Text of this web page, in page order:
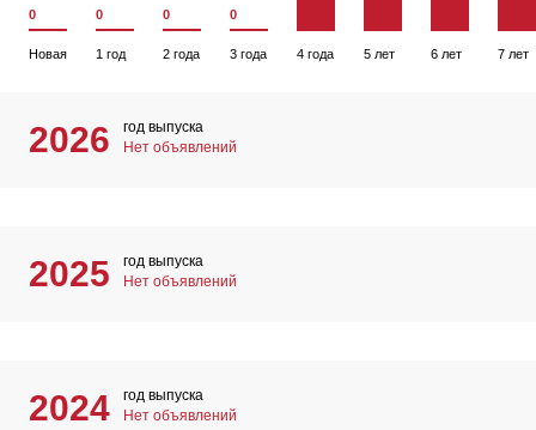
0
Новая
0
1 год
0
2 года
0
3 года 4 года 5 лет 6 лет 7 лет
2026
год выпуска
Нет объявлений
2025
год выпуска
Нет объявлений
2024
год выпуска
Нет объявлений